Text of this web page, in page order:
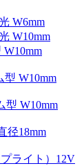
W6mm
W10mm
W10mm
型 W10mm
径18mm
ライト）12V